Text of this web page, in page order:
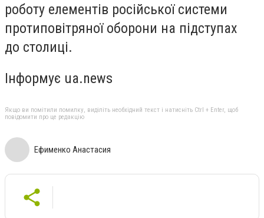
роботу елементів російської системи
протиповітряної оборони на підступах
до столиці.
Інформує ua.news
Якщо ви помітили помилку, виділіть необхідний текст і натисніть Ctrl + Enter, щоб
повідомити про це редакцію
Ефименко Анастасия